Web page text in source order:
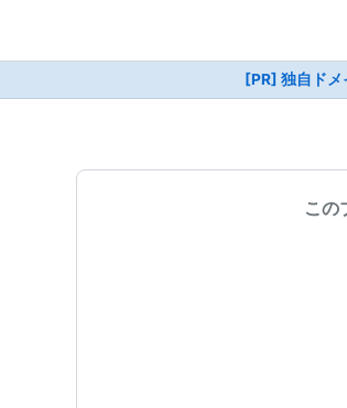
[PR] 独自ドメ
この